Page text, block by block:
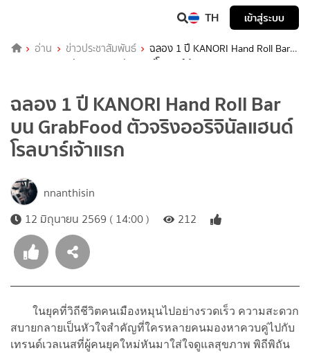
TH เข้าสู่ระบบ
อ่าน ข่าวประชาสัมพันธ์
ฉลอง 1 ปี KANORI Hand Roll Bar
บน GrabFood ตัวจริงออริจินัลแฮนด์โรลบาร์เจ้าแรก
ฉลอง 1 ปี KANORI Hand Roll Bar
บน GrabFood ตัวจริงออริจินัลแฮนด์
โรลบาร์เจ้าแรก
nnanthisin
12 มิถุนายน 2569 ( 14:00 )
212
ในยุคที่วิถีชีวิตคนเมืองหมุนไปอย่างรวดเร็ว ความสะดวก
สบายกลายเป็นหัวใจสำคัญที่ใครหลายคนมองหาควบคู่ไปกับ
เทรนด์เวลเนสที่ผู้คนยุคใหม่หันมาใส่ใจดูแลสุขภาพ พิถีพิถัน